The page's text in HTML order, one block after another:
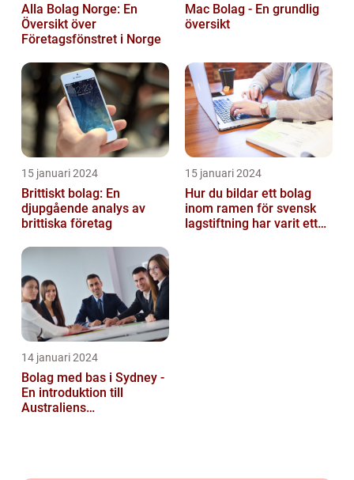
Alla Bolag Norge: En
Översikt över
Företagsfönstret i Norge
Mac Bolag - En grundlig
översikt
15 januari 2024
Brittiskt bolag: En
djupgående analys av
brittiska företag
15 januari 2024
Hur du bildar ett bolag
inom ramen för svensk
lagstiftning har varit ett
14 januari 2024
Bolag med bas i Sydney -
En introduktion till
Australiens